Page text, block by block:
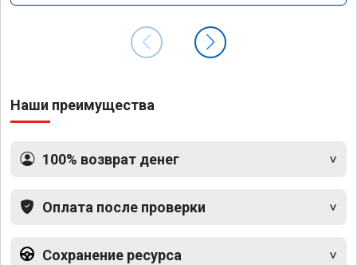
Наши преимущества
100% возврат денег
Оплата после проверки
Сохранение ресурса